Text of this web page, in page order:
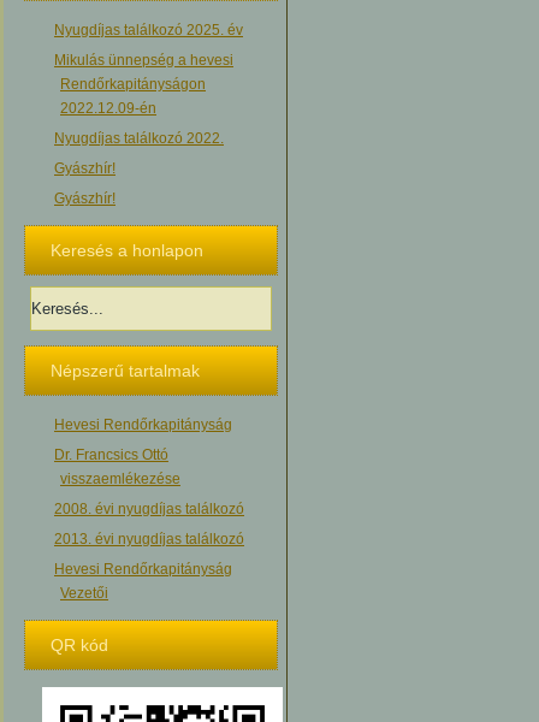
Nyugdíjas találkozó 2025. év
Mikulás ünnepség a hevesi
Rendőrkapitányságon
2022.12.09-én
Nyugdíjas találkozó 2022.
Gyászhír!
Gyászhír!
Keresés a honlapon
Népszerű tartalmak
Hevesi Rendőrkapitányság
Dr. Francsics Ottó
visszaemlékezése
2008. évi nyugdíjas találkozó
2013. évi nyugdíjas találkozó
Hevesi Rendőrkapitányság
Vezetői
QR kód